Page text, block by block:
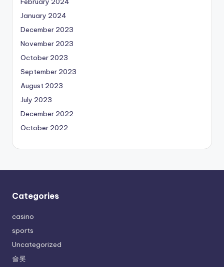
January 2024
December 2023
November 2023
October 2023
September 2023
August 2023
July 2023
December 2022
October 2022
Categories
casino
sports
Uncategorized
슬롯